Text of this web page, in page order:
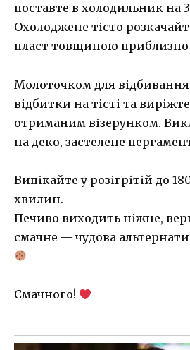
поставте в холодильник на
Охолоджене тісто
пласт товщиною
Молоточком для відбивання
відбитки на тісті та
отриманим візерунком.
на деко, застелене
Випікайте у розігрітій до
хвилин.
Печиво виходить ніжне,
смачне — чудова
Смачного!